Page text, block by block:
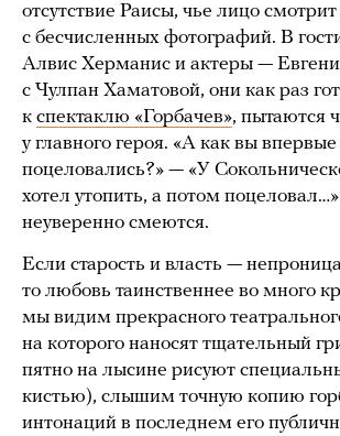
отсутствие Раисы, чье лицо
с бесчисленных фотографий. В
Алвис Херманис и актеры —
с Чулпан Хаматовой, они как раз
к спектаклю «Горбачев», пытаются
у главного героя. «А как вы впервые
поцеловались?» — «У
хотел утопить, а потом
неуверенно смеются.
Если старость и власть —
то любовь таинственнее во много
мы видим прекрасного
на которого наносят тщательный
пятно на лысине рисуют
кистью), слышим точную копию
интонаций в последнем его